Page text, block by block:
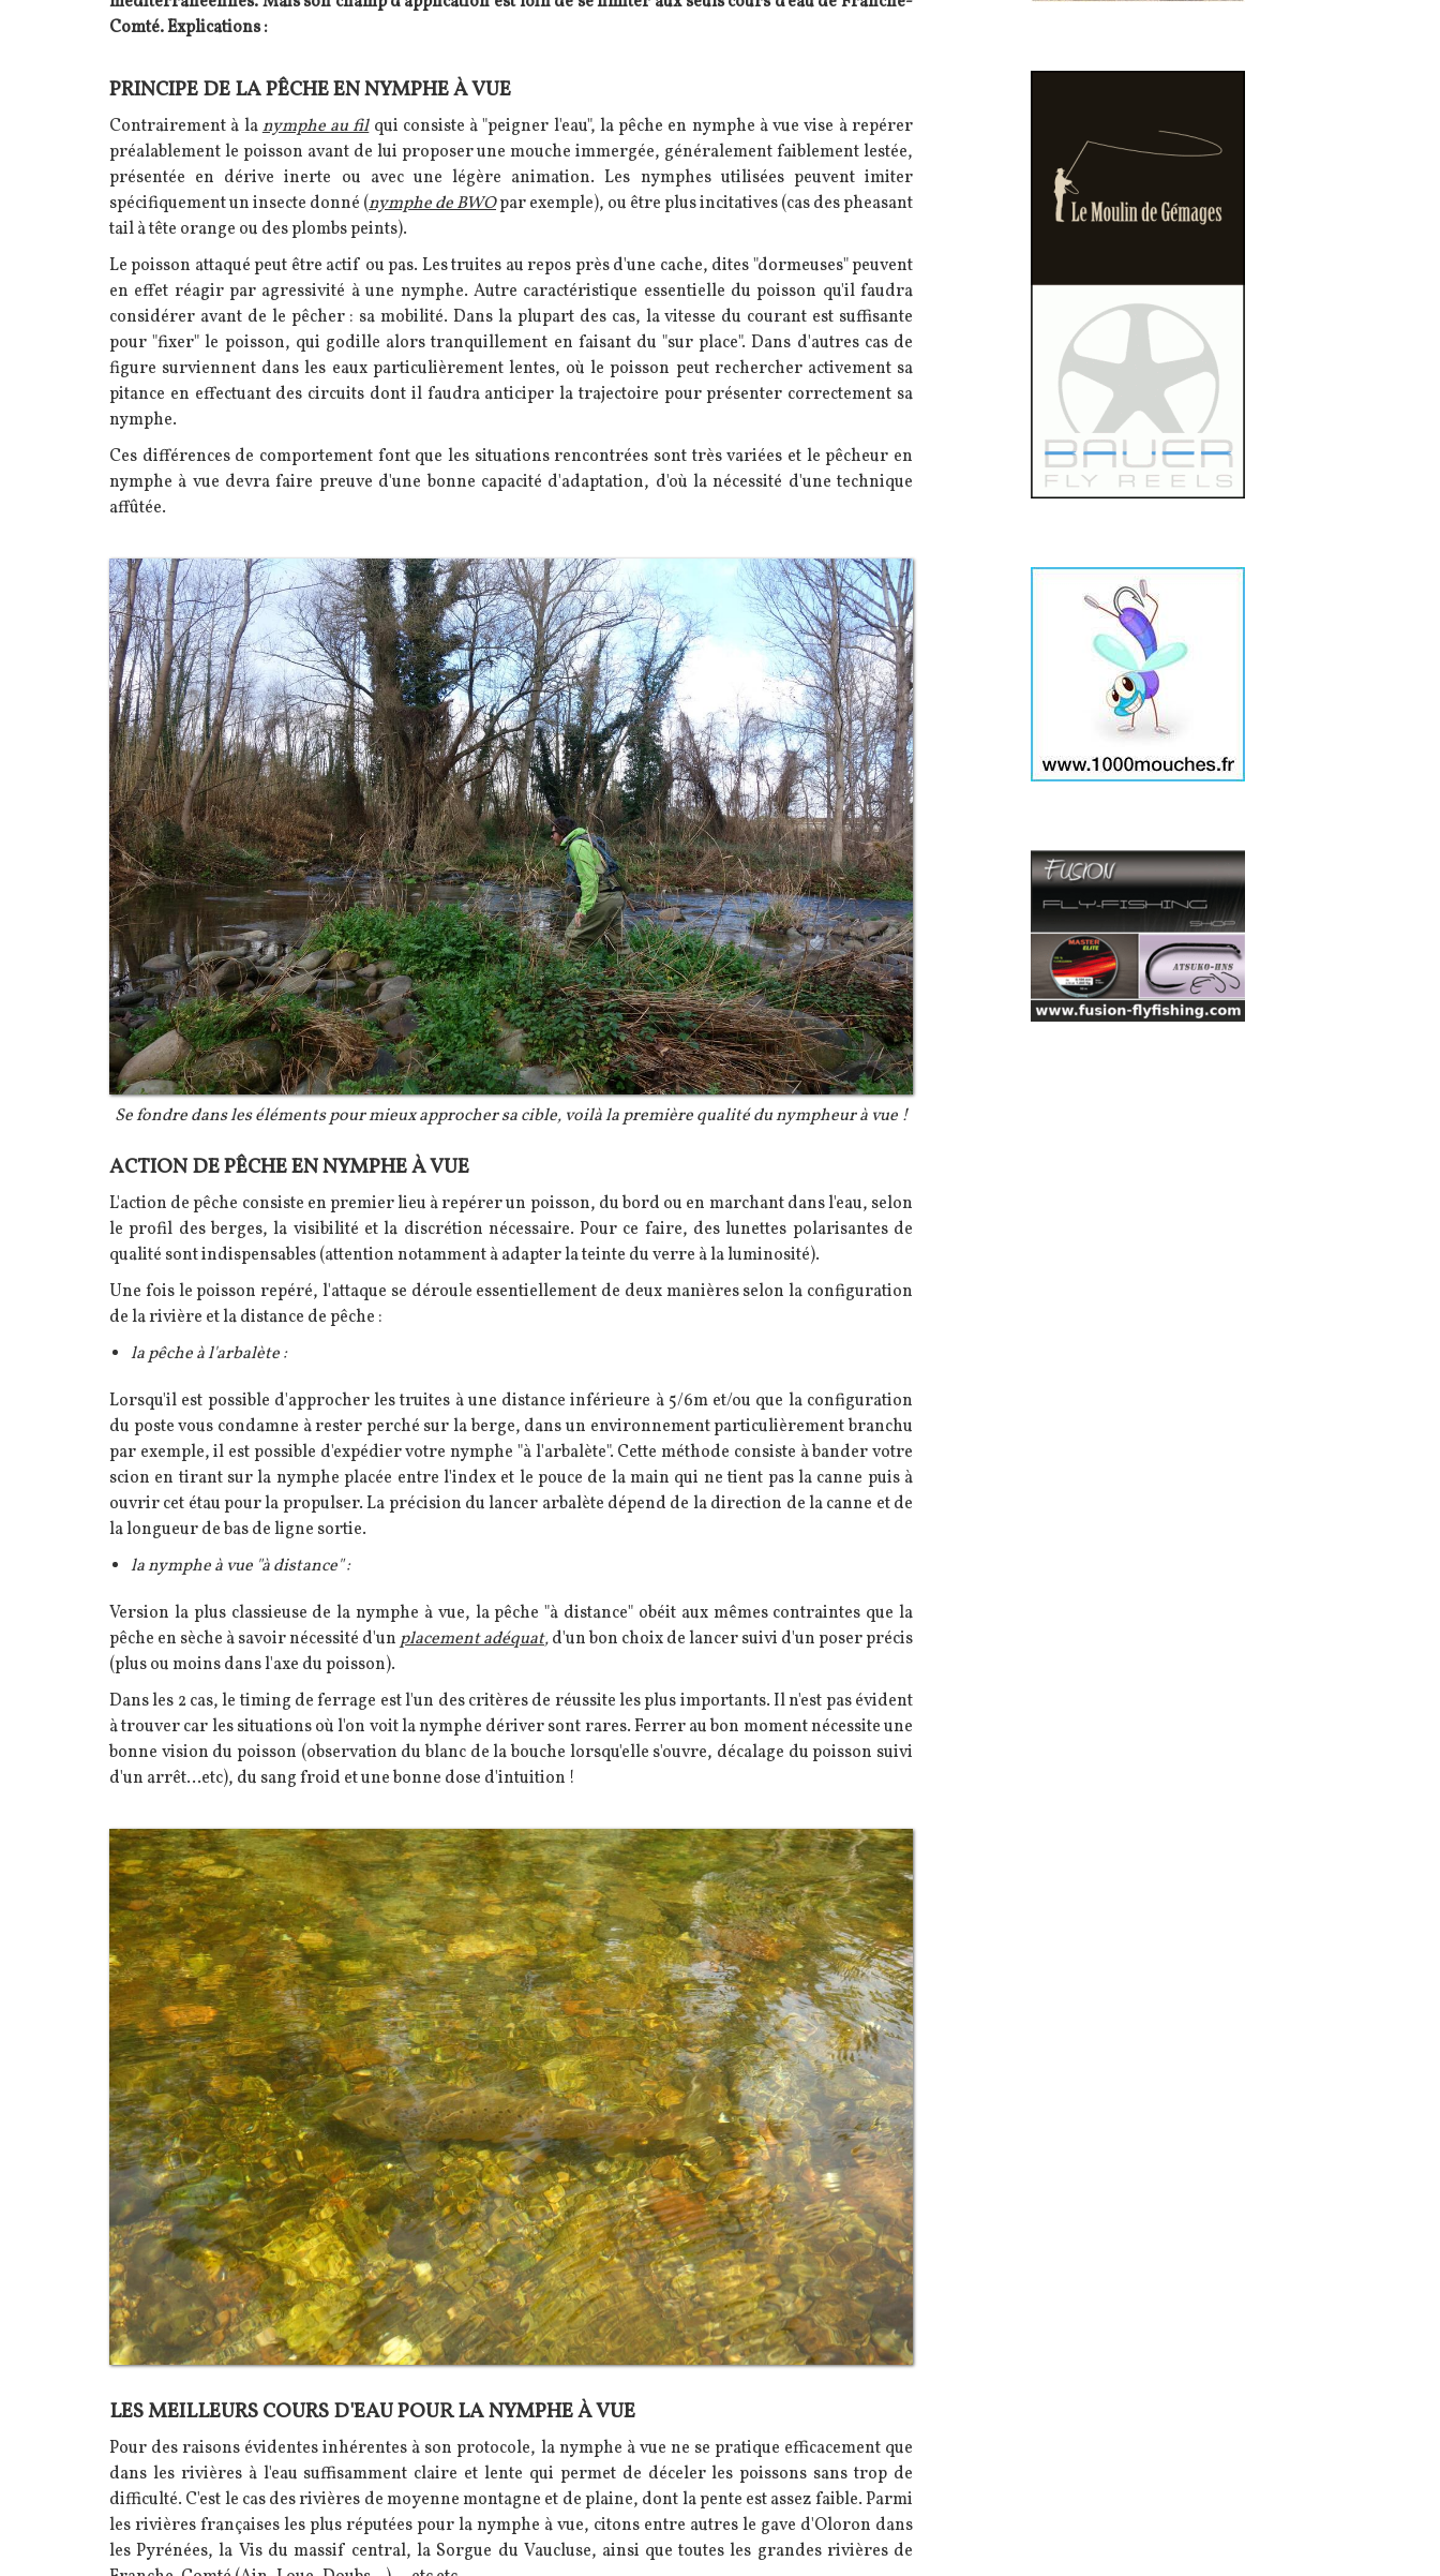
Comté. Explications :
Texte
PRINCIPE DE LA PÊCHE EN NYMPHE À VUE
Contrairement à lanymphe au filqui consiste à "peigner l'eau", la pêche en nymphe à vue vise à repérer
préalablement le poisson avant de lui proposer une mouche immergée, généralement faiblement lestée,
présentée en dérive inerte ou avec une légère animation. Les nymphes utilisées peuvent imiter
spécifiquement un insecte donné (nymphe de BWOpar exemple), ou être plus incitatives (cas des pheasant
tail à tête orange ou des plombs peints).
Le poisson attaqué peut être actif ou pas. Les truites au repos près d'une cache, dites "dormeuses" peuvent
en effet réagir par agressivité à une nymphe. Autre caractéristique essentielle du poisson qu'il faudra
considérer avant de le pêcher : sa mobilité. Dans la plupart des cas, la vitesse du courant est suffisante
pour "fixer" le poisson, qui godille alors tranquillement en faisant du "sur place". Dans d'autres cas de
figure surviennent dans les eaux particulièrement lentes, où le poisson peut rechercher activement sa
pitance en effectuant des circuits dont il faudra anticiper la trajectoire pour présenter correctement sa
nymphe.
Ces différences de comportement font que les situations rencontrées sont très variées et le pêcheur en
nymphe à vue devra faire preuve d'une bonne capacité d'adaptation, d'où la nécessité d'une technique
affûtée.
Image
Légende
Se fondre dans les éléments pour mieux approcher sa cible, voilà la première qualité du nympheur à vue !
Texte
ACTION DE PÊCHE EN NYMPHE À VUE
L'action de pêche consiste en premier lieu à repérer un poisson, du bord ou en marchant dans l'eau, selon
le profil des berges, la visibilité et la discrétion nécessaire. Pour ce faire, des lunettes polarisantes de
qualité sont indispensables (attention notamment à adapter la teinte du verre à la luminosité).
Une fois le poisson repéré, l'attaque se déroule essentiellement de deux manières selon la configuration
de la rivière et la distance de pêche :
la pêche à l'arbalète :
Lorsqu'il est possible d'approcher les truites à une distance inférieure à 5/6m et/ou que la configuration
du poste vous condamne à rester perché sur la berge, dans un environnement particulièrement branchu
par exemple, il est possible d'expédier votre nymphe "à l'arbalète". Cette méthode consiste à bander votre
scion en tirant sur la nymphe placée entre l'index et le pouce de la main qui ne tient pas la canne puis à
ouvrir cet étau pour la propulser. La précision du lancer arbalète dépend de la direction de la canne et de
la longueur de bas de ligne sortie.
la nymphe à vue "à distance" :
Version la plus classieuse de la nymphe à vue, la pêche "à distance" obéit aux mêmes contraintes que la
pêche en sèche à savoir nécessité d'un placement adéquat,d'un bon choix de lancer suivi d'un poser précis
(plus ou moins dans l'axe du poisson).
Dans les 2 cas, le timing de ferrage est l'un des critères de réussite les plus importants. Il n'est pas évident
à trouver car les situations où l'on voit la nymphe dériver sont rares. Ferrer au bon moment nécessite une
bonne vision du poisson (observation du blanc de la bouche lorsqu'elle s'ouvre, décalage du poisson suivi
d'un arrêt...etc), du sang froid et une bonne dose d'intuition !
Image
Texte
LES MEILLEURS COURS D'EAU POUR LA NYMPHE À VUE
Pour des raisons évidentes inhérentes à son protocole, la nymphe à vue ne se pratique efficacement que
dans les rivières à l'eau suffisamment claire et lente qui permet de déceler les poissons sans trop de
difficulté. C'est le cas des rivières de moyenne montagne et de plaine, dont la pente est assez faible. Parmi
les rivières françaises les plus réputées pour la nymphe à vue, citons entre autres le gave d'Oloron dans
les Pyrénées, la Vis du massif central, la Sorgue du Vaucluse, ainsi que toutes les grandes rivières de